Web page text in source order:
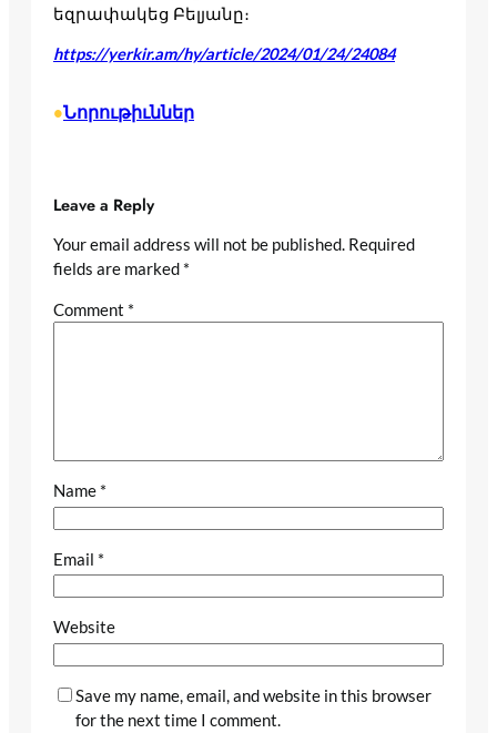
եզրափակեց Բելյանը։
https://yerkir.am/hy/article/2024/01/24/24084
•Նորութիւններ
Leave a Reply
Your email address will not be published. Required
fields are marked *
Comment *
Name *
Email *
Website
Save my name, email, and website in this browser
for the next time I comment.